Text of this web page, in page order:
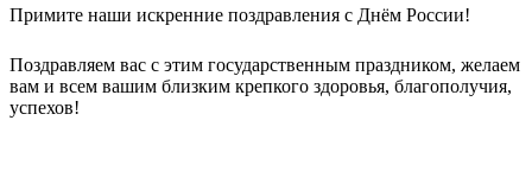
Примите наши искренние поздравления с Днём России!
Поздравляем вас с этим государственным праздником, желаем
вам и всем вашим близким крепкого здоровья, благополучия,
успехов!